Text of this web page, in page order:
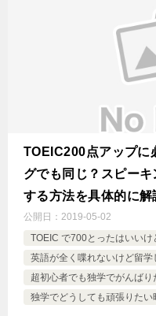
TOEIC200点アップに
グでも同じ？スピー
する方法を具体的に解
公開日： 2019-05-02
TOEIC で700とったはいい
英語が全く喋れないけど留学
超初心者でも独学でがんばり
独学でどうしても頑張りたい